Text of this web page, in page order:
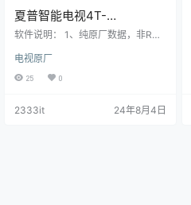
夏普智能电视4T-
Z60Z7DA,4T-Z70Z7DA,4T-
系统刷机数据固件升级包
软件说明： 1、纯原厂数据，非ROO
2、刷机有风险也有乐趣，一切源于
刷机导致后果自负，本网站概不负
删除，谢谢合作！ 资料描述 4T-Z6
电视原厂
25 0
2333it 24年8月4日